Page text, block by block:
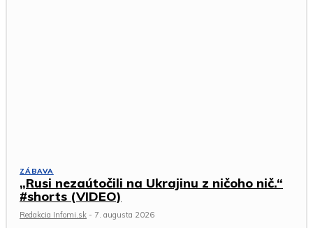
ZÁBAVA
„Rusi nezaútočili na Ukrajinu z ničoho nič.“
#shorts (VIDEO)
Redakcia Infomi.sk - 7. augusta 2026